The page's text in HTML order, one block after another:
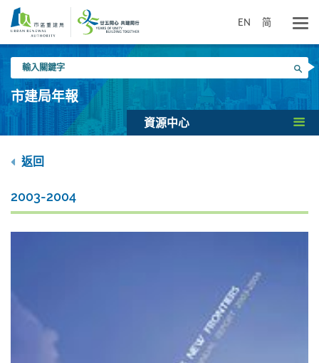
要
EN 简
入
關
鍵
搜尋
市建局年報
資源中心
返回
2003-2004